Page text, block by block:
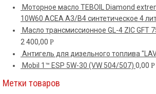
Моторное масло TEBOIL Diamond
10W60 ACEA A3/B4 синтетическое 4
Масло трансмиссионное GL-4 ZIC GFT
2 400,00 Р
Антигель для дизельного топлива
Mobil 1™ ESP 5W-30 (VW 504/507) 0,00 Р
Метки товаров